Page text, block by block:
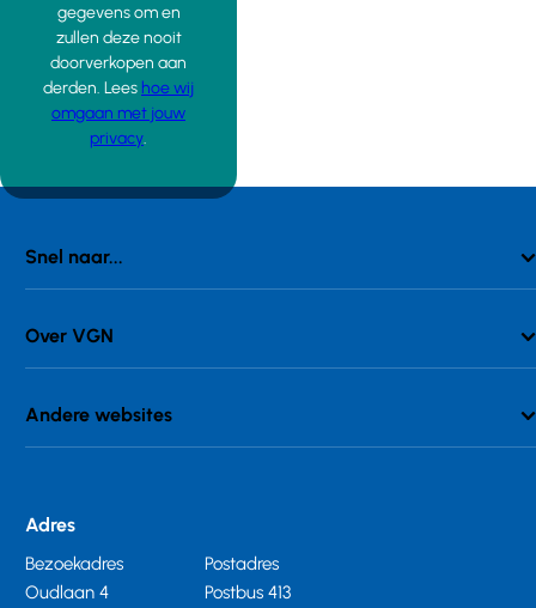
gegevens om en
zullen deze nooit
doorverkopen aan
derden. Lees hoe wij
omgaan met jouw
privacy.
Snel naar...
Over VGN
Andere websites
Adres
Bezoekadres
Oudlaan 4
Postadres
Postbus 413